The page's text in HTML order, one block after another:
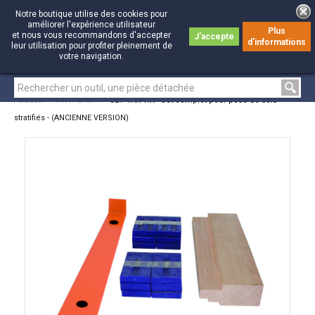
0
0
Notre boutique utilise des cookies pour
améliorer l'expérience utilisateur
et nous vous recommandons d'accepter
leur utilisation pour profiter pleinement de
votre navigation.
J'accepte
Plus
d'informations
Accueil > ANTI-GASPI > SET TAK-TIK - Set complet pour pose de sols
stratifiés - (ANCIENNE VERSION)